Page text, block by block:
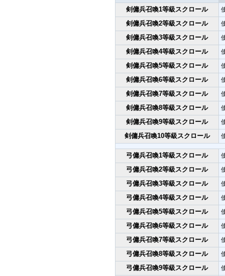
剣傭兵召喚1等級スクロール
剣傭兵召喚2等級スクロール
剣傭兵召喚3等級スクロール
剣傭兵召喚4等級スクロール
剣傭兵召喚5等級スクロール
剣傭兵召喚6等級スクロール
剣傭兵召喚7等級スクロール
剣傭兵召喚8等級スクロール
剣傭兵召喚9等級スクロール
剣傭兵召喚10等級スクロール
弓傭兵召喚1等級スクロール
弓傭兵召喚2等級スクロール
弓傭兵召喚3等級スクロール
弓傭兵召喚4等級スクロール
弓傭兵召喚5等級スクロール
弓傭兵召喚6等級スクロール
弓傭兵召喚7等級スクロール
弓傭兵召喚8等級スクロール
弓傭兵召喚9等級スクロール